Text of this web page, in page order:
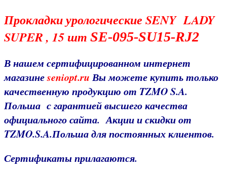
Прокладки урологические SENY LADY
SUPER , 15 шт SE-095-SU15-RJ2
В нашем сертифицированном интернет
магазинеseniopt.ru Вы можете купить только
качественную продукцию от TZMO S.A.
Польша с гарантией высшего качества
официальногосайта. Акции и скидки от
TZMO.S.A.Польша для постоянных клиентов.
Сертификаты прилагаются.